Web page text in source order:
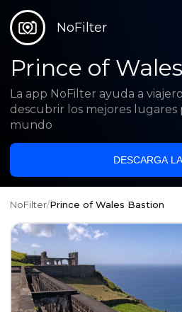
NoFilter
Prince of
La app NoFilter ayuda a
descubrir los mejores lugares
mundo
DESCARGA
NoFilter/Prince of Wales Bastion